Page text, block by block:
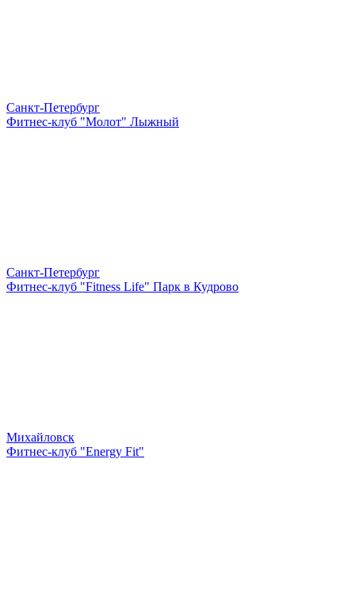
Санкт-Петербург
Фитнес-клуб "Молот" Лыжный
Санкт-Петербург
Фитнес-клуб "Fitness Life" Парк в Кудрово
Михайловск
Фитнес-клуб "Energy Fit"